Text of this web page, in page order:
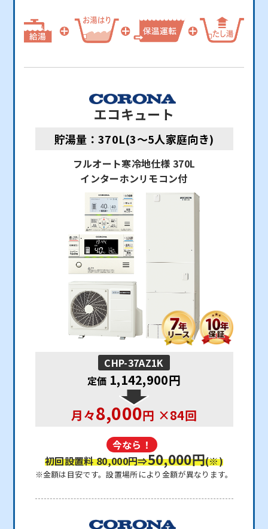
エコキュート
貯湯量：370L(3～5人家庭向き)
フルオート寒冷地仕様 370L
インターホンリモコン付
CHP-37AZ1K
定価 1,142,900円
月々8,000円 ×84回
今なら！
初回設置料 80,000円⇒50,000円(※)
※金額は目安です。設置場所により金額が異なります。